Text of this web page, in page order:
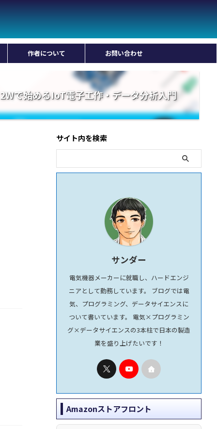
作者について お問い合わせ
で始めるIoT電子工作・データ分析入門
サイト内を検索
サンダー
電気機器メーカーに就職し、ハードエンジ
ニアとして勤務しています。 ブログでは電
気、プログラミング、データサイエンスに
ついて書いています。 電気×プログラミン
グ×データサイエンスの3本柱で日本の製造
業を盛り上げたいです！
Amazonストアフロント